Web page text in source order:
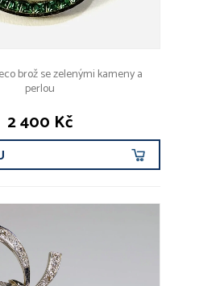
brož se zelenými kameny a
perlou
2 400 Kč